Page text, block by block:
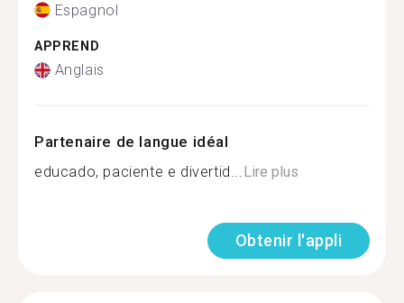
Espagnol
APPREND
Anglais
Partenaire de langue idéal
educado, paciente e divertid...Lire plus
Obtenir l'appli